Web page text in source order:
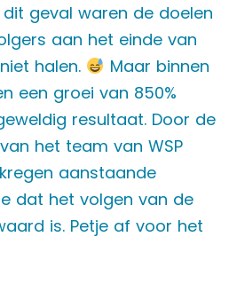
geval waren de doelen
aan het einde van
halen.
Maar binnen
een groei van 850%
resultaat. Door de
het team van WSP
aanstaande
dat het volgen van de
is. Petje af voor het